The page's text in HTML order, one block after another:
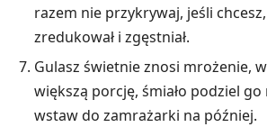
razem nie przykrywaj, jeśli
zredukował i zgęstniał.
Gulasz świetnie znosi mrożenie,
większą porcję, śmiało podziel
wstaw do zamrażarki na później.